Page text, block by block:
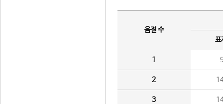
음절 수
표
1
2
3